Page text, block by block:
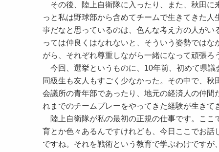
その後、陸上自衛隊に入ったり、また、秋田に
っと私は野球部から含めてチームで生きてきた
事だなと思っているのは、色んな考え方の人が
っては仲良くはなれないと、そういう姿勢では
がら、それぞれ尊重しながら一緒になって頑張
今回、選挙というものに、10年前、初めて県議
同級生も友人もすごく少なかった。その中で、
会議所の青年部であったり、地元の経済人の仲
れまでのチームプレーをやってきた経験が生きて
陸上自衛隊が私の最初の正規の仕事です。ここ
育とか色々あるんですけれども、今日ここでお
ですね。それを戦術という教育で学ぶわけです